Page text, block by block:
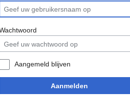
Aangemeld blijven
Aanmelden